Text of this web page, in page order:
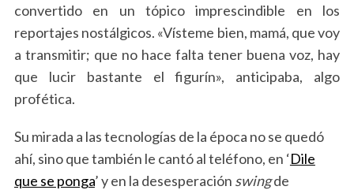
convertido en un tópico imprescindible en los
reportajes nostálgicos. «Vísteme bien, mamá, que voy
a transmitir; que no hace falta tener buena voz, hay
que lucir bastante el figurín», anticipaba, algo
profética.
Su mirada a las tecnologías de la época no se quedó
ahí, sino que también le cantó al teléfono, en ‘Dile
que se ponga’ y en la desesperación swingde